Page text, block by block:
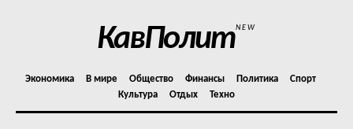
КавПолитNEW
Экономика В мире Общество Финансы Политика
Спорт
Культура
Отдых Техно